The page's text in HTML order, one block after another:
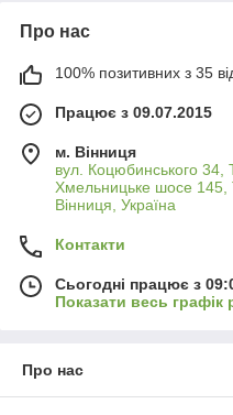
Про нас
100% позитивних з 35
Працює з 09.07.2015
м. Вінниця
вул. Коцюбинського
Хмельницьке шосе 145,
Вінниця, Україна
Контакти
Сьогодні працює з
Показати весь графік
Про нас